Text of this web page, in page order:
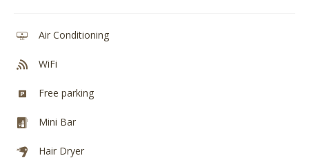
Air Conditioning
WiFi
Free parking
Mini Bar
Hair Dryer